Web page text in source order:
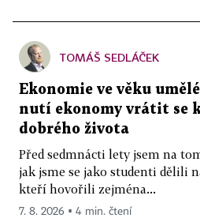
TOMÁŠ SEDLÁČEK
Ekonomie ve věku
nutí ekonomy vrátit se
dobrého života
Před sedmnácti lety jsem na
jak jsme se jako studenti dělili
kteří hovořili zejména...
7. 8. 2026 ▪ 4 min. čtení